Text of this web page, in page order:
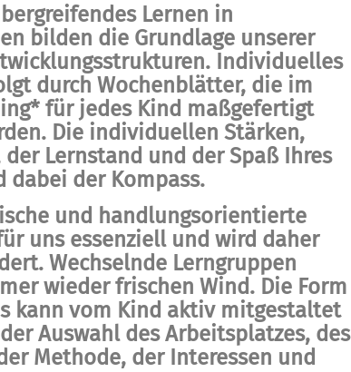
Lernen in
bilden die Grundlage unserer
Individuelles
durch Wochenblätter, die im
für jedes Kind maßgefertigt
Die individuellen Stärken,
der Lernstand und der Spaß Ihres
dabei der Kompass.
und handlungsorientierte
uns essenziell und wird daher
Wechselnde Lerngruppen
wieder frischen Wind. Die Form
kann vom Kind aktiv mitgestaltet
Auswahl des Arbeitsplatzes, des
Methode, der Interessen und